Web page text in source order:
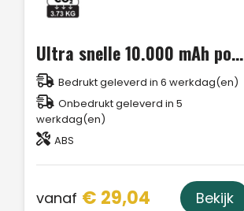
Ultra snelle 10.000 mAh powerbank met PD
Bedrukt geleverd in 6 werkdag(en)
Onbedrukt geleverd in 5
werkdag(en)
ABS
vanaf € 29,04 Bekijk